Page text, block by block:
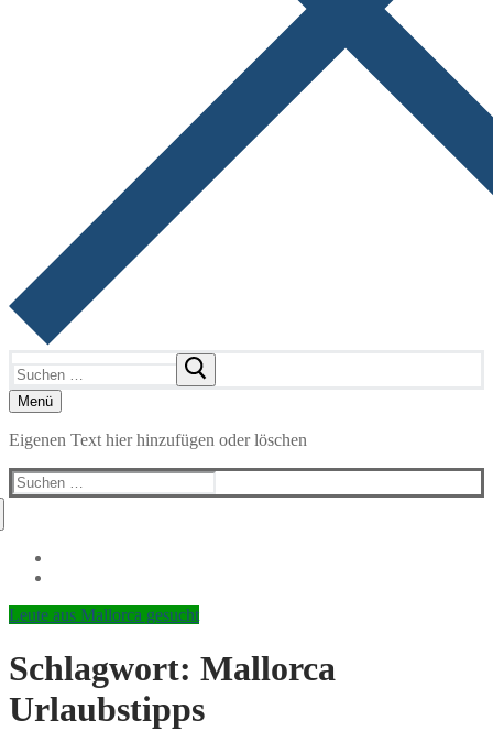
nach:
Menü
Eigenen Text hier hinzufügen oder löschen
Suchen
nach:
Leute aus Mallorca gesucht
Schlagwort: Mallorca
Urlaubstipps